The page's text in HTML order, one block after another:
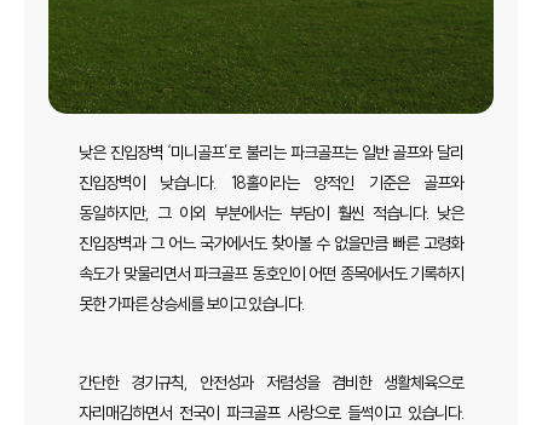
낮은 진입장벽 ‘미니골프’로 불리는 파크골프는 일반 골프와 달리
진입장벽이 낮습니다. 18홀이라는 양적인 기준은 골프와
동일하지만, 그 이외 부분에서는 부담이 훨씬 적습니다. 낮은
진입장벽과 그 어느 국가에서도 찾아볼 수 없을만큼 빠른 고령화
속도가 맞물리면서 파크골프 동호인이 어떤 종목에서도 기록하지
못한 가파른 상승세를 보이고 있습니다.
간단한 경기규칙, 안전성과 저렴성을 겸비한 생활체육으로
자리매김하면서 전국이 파크골프 사랑으로 들썩이고 있습니다.